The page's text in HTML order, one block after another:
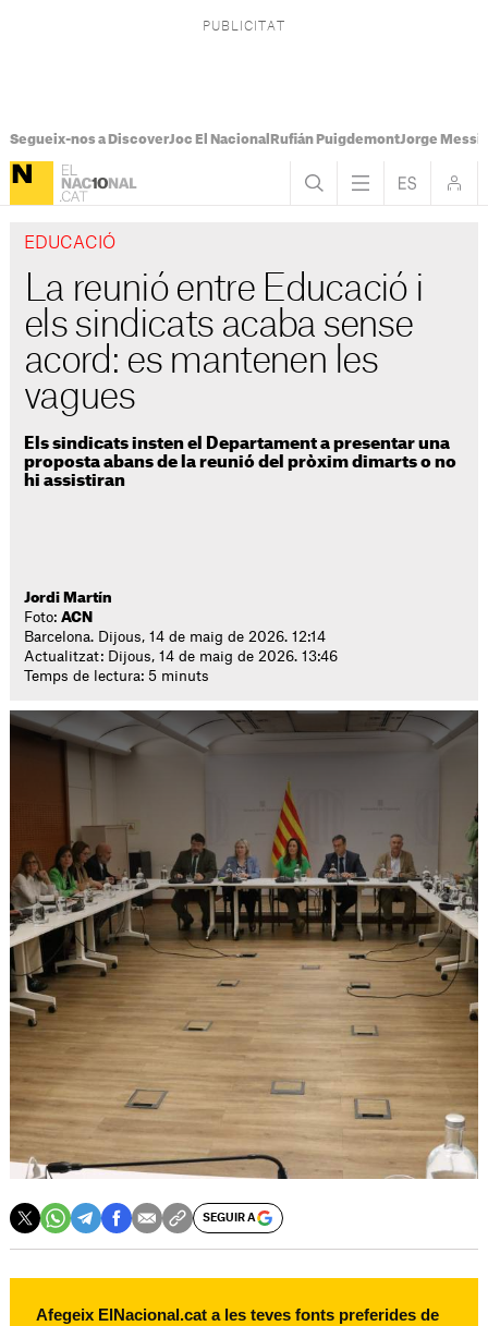
Segueix-nos a DiscoverJoc El Nacional Rufián PuigdemontJorge Messi
EDUCACIÓ
La reunió entre Educació i
els sindicats acaba sense
acord: es mantenen les
vagues
Els sindicats insten el Departament a presentar una
proposta abans de la reunió del pròxim dimarts o no
hi assistiran
Jordi Martín
Foto:ACN
Barcelona. Dijous, 14 de maig de 2026. 12:14
Actualitzat: Dijous, 14 de maig de 2026. 13:46
Temps de lectura: 5 minuts
SEGUIR A
Afegeix ElNacional.cat a les teves fonts preferides de